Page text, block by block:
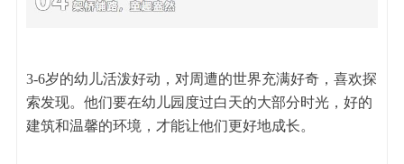
3-6岁的幼儿活泼好动，对周遭的世界充满好奇，喜欢探
索发现。他们要在幼儿园度过白天的大部分时光，好的
建筑和温馨的环境，才能让他们更好地成长。